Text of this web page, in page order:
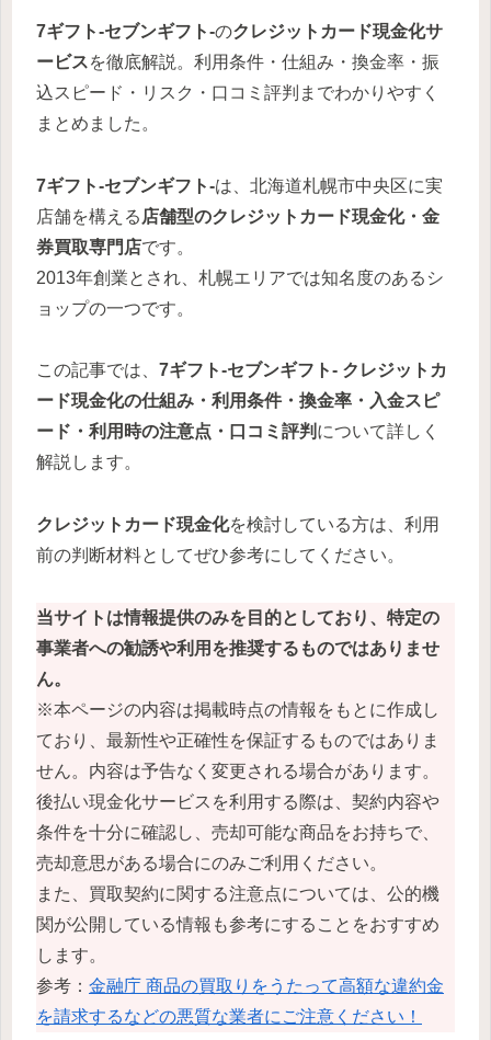
7ギフト-セブンギフト-のクレジットカード現金化サ
ービスを徹底解説。利用条件・仕組み・換金率・振
込スピード・リスク・口コミ評判までわかりやすく
まとめました。
7ギフト-セブンギフト-は、北海道札幌市中央区に実
店舗を構える 店舗型のクレジットカード現金化・金
券買取専門店です。
2013年創業とされ、札幌エリアでは知名度のあるシ
ョップの一つです。
この記事では、 7ギフト-セブンギフト- クレジットカ
ード現金化の仕組み・利用条件・換金率・入金スピ
ード・利用時の注意点・口コミ評判 について詳しく
解説します。
クレジットカード現金化を検討している方は、利用
前の判断材料としてぜひ参考にしてください。
当サイトは情報提供のみを目的としており、特定の
事業者への勧誘や利用を推奨するものではありませ
ん。
※本ページの内容は掲載時点の情報をもとに作成し
ており、最新性や正確性を保証するものではありま
せん。内容は予告なく変更される場合があります。
後払い現金化サービスを利用する際は、契約内容や
条件を十分に確認し、売却可能な商品をお持ちで、
売却意思がある場合にのみご利用ください。
また、買取契約に関する注意点については、公的機
関が公開している情報も参考にすることをおすすめ
します。
参考： 金融庁 商品の買取りをうたって高額な違約金
を請求するなどの悪質な業者にご注意ください！